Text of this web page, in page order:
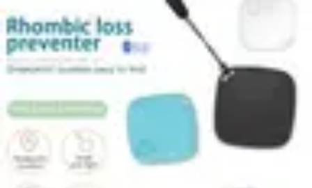
Guides PratiquesChoix de logiciels Guide de sélection
SélectionEvaluation de logiciels
Sélection Logiciels